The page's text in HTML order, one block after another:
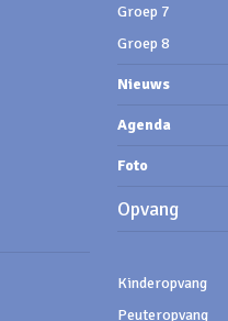
Groep 7
Groep 8
Nieuws
Agenda
Foto
Opvang
Kinderopvang
Peuteropvang